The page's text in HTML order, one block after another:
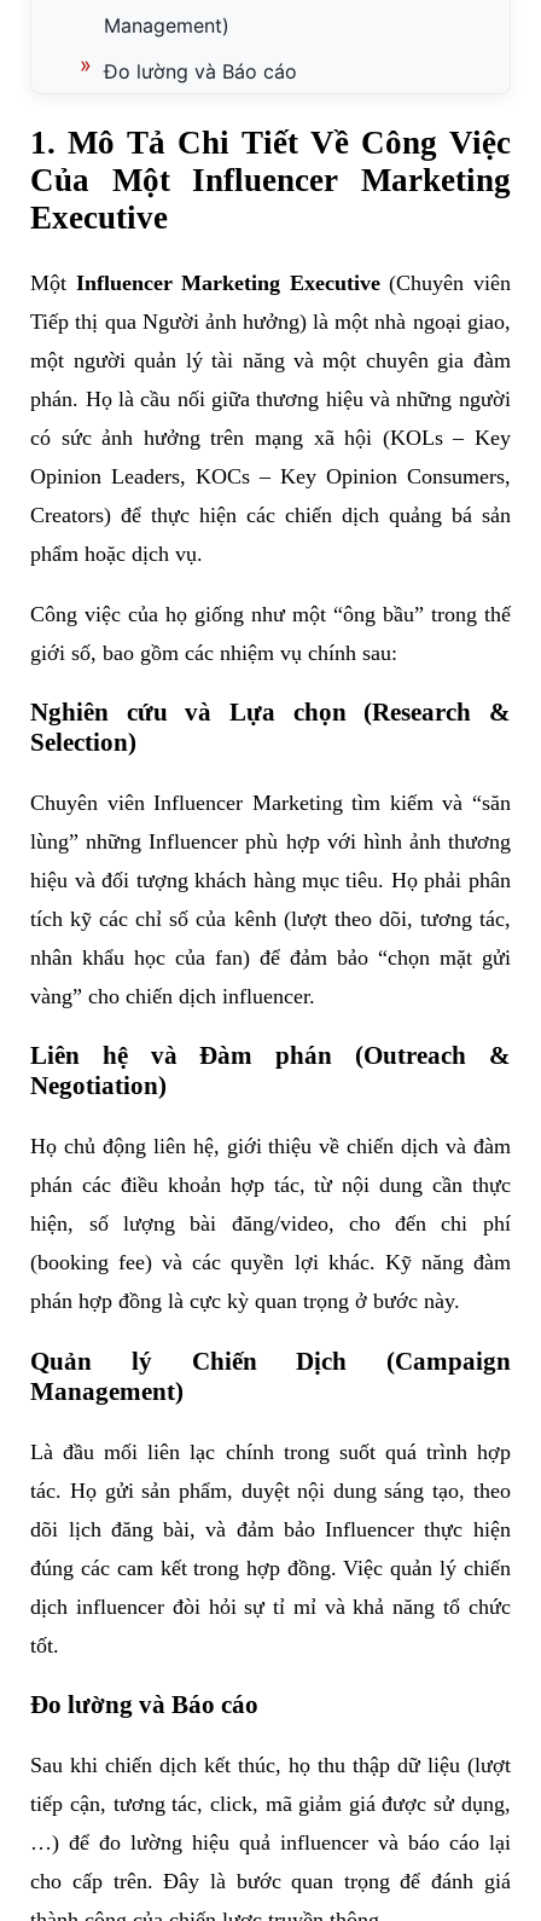
Management)
Đo lường và Báo cáo
Của Chuyên Viên Tiếp Thị Người Ảnh
Hưởng
Influencer Marketing Executive
4. Những Phẩm Chất Cần Thiết Để Trở
Thành Chuyên Gia Influencer Marketing
Giỏi
Nhóm phẩm chất Cốt lõi (Bắt buộc phải
có):
Nhóm phẩm chất Phụ trợ (Giúp bạn vượt
trội):
5. Kỹ Năng Cốt Lõi Và Nên Bắt Đầu Từ Đâu
Để Làm Influencer Marketing Executive?
Các kỹ năng cốt lõi cần có của một
chuyên viên tiếp thị người ảnh hưởng:
6. Bằng Cấp Có Cần Thiết Cho Vị Trí
Influencer Marketing Executive Không?
7. Con Đường Phát Triển Sự Nghiệp Của
Chuyên Viên Influencer Marketing
8. Nhu Cầu Của Thị Trường Lao Động Đối
Với Nghề Influencer Marketing
Influencer Marketing Executive
10. Xu Hướng & Thay Đổi Lớn Của Ngành
Influencer Marketing
11. Các Công Việc Điển Hình Của Một
Lời kết
Influencer Marketing Executive là gì?
Làm Influencer Marketing Executive cần
những kỹ năng gì?
Mức lương của một chuyên viên
có ổn định không?
Có cần bằng cấp chuyên ngành để làm
Influencer Marketing Executive không?
1. Mô Tả Chi Tiết Về Công Việc
Của Một Influencer Marketing
Executive
Một Influencer Marketing Executive(Chuyên viên
Tiếp thị qua Người ảnh hưởng) là một nhà ngoại giao,
một người quản lý tài năng và một chuyên gia đàm
phán. Họ là cầu nối giữa thương hiệu và những người
có sức ảnh hưởng trên mạng xã hội (KOLs – Key
Opinion Leaders, KOCs – Key Opinion Consumers,
Creators) để thực hiện các chiến dịch quảng bá sản
phẩm hoặc dịch vụ.
Công việc của họ giống như một “ông bầu” trong thế
giới số, bao gồm các nhiệm vụ chính sau:
Nghiên cứu và Lựa chọn (Research &
Selection)
Chuyên viên Influencer Marketing tìm kiếm và “săn
lùng” những Influencer phù hợp với hình ảnh thương
hiệu và đối tượng khách hàng mục tiêu. Họ phải phân
tích kỹ các chỉ số của kênh (lượt theo dõi, tương tác,
nhân khẩu học của fan) để đảm bảo “chọn mặt gửi
vàng” cho chiến dịch influencer.
Liên hệ và Đàm phán (Outreach &
Negotiation)
Họ chủ động liên hệ, giới thiệu về chiến dịch và đàm
phán các điều khoản hợp tác, từ nội dung cần thực
hiện, số lượng bài đăng/video, cho đến chi phí
(booking fee) và các quyền lợi khác. Kỹ năng đàm
phán hợp đồng là cực kỳ quan trọng ở bước này.
Quản lý Chiến Dịch (Campaign
Management)
Là đầu mối liên lạc chính trong suốt quá trình hợp
tác. Họ gửi sản phẩm, duyệt nội dung sáng tạo, theo
dõi lịch đăng bài, và đảm bảo Influencer thực hiện
đúng các cam kết trong hợp đồng. Việc quản lý chiến
dịch influencer đòi hỏi sự tỉ mỉ và khả năng tổ chức
tốt.
Đo lường và Báo cáo
Sau khi chiến dịch kết thúc, họ thu thập dữ liệu (lượt
tiếp cận, tương tác, click, mã giảm giá được sử dụng,
…) để đo lường hiệu quả influencer và báo cáo lại
cho cấp trên. Đây là bước quan trọng để đánh giá